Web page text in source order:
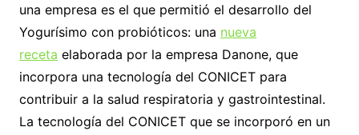
una empresa es el que permitió el desarrollo del
Yogurísimo con probióticos: una nueva
receta elaborada por la empresa Danone, que
incorpora una tecnología del CONICET para
contribuir a la salud respiratoria y gastrointestinal.
La tecnología del CONICET que se incorporó en un